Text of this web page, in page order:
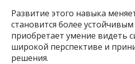
Развитие этого навыка
становится более устойчивым
приобретает умение видеть
широкой перспективе и
решения.